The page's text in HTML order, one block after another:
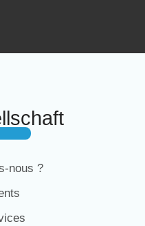
nous ?